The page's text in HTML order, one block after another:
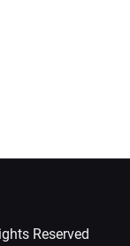
Reserved